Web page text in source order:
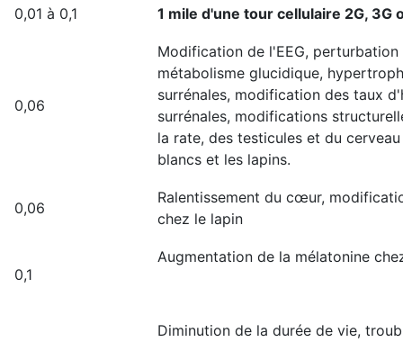
0,01 à 0,1 1 mile d'une tour cellulaire 2G, 3G
0,06
Modification de l'EEG, perturbation
métabolisme glucidique,
surrénales, modification des taux
surrénales, modifications
la rate, des testicules et du
blancs et les lapins.
0,06
Ralentissement du cœur,
chez le lapin
0,1
Augmentation de la mélatonine
Diminution de la durée de vie,